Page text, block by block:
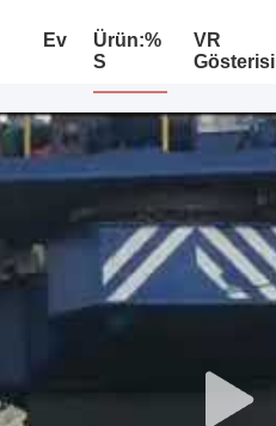
Ev
Ürün:%
S
VR
Gösterisi